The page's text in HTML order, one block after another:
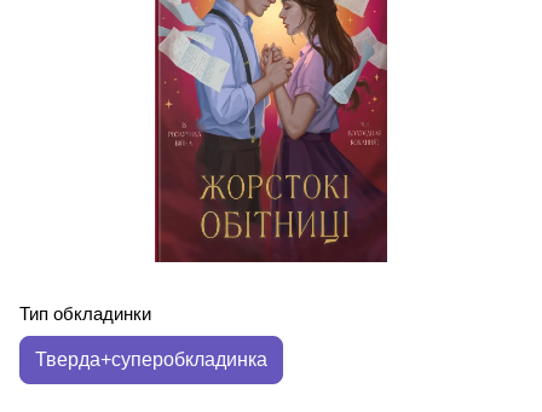
Тип обкладинки
Тверда+суперобкладинка